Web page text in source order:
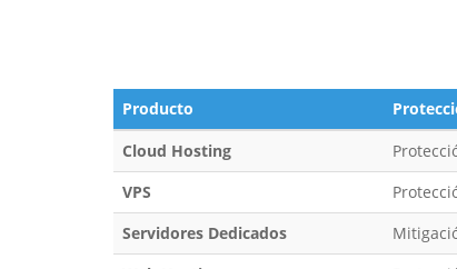
Producto
Cloud Hosting
VPS
Servidores Dedicados